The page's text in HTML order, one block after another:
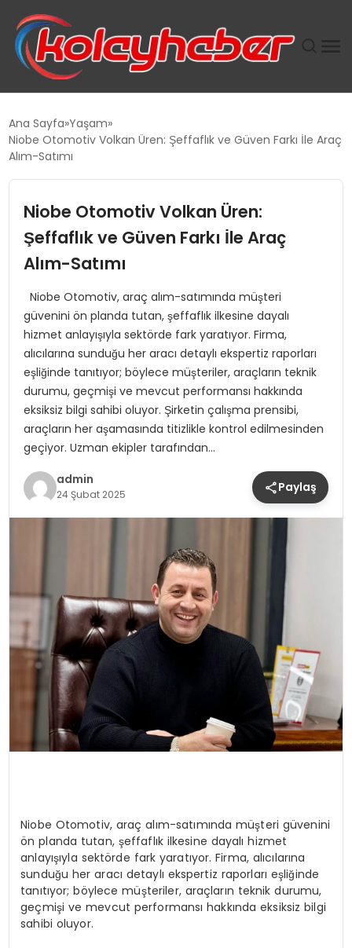
SUWEN’IN İSTIHDAM MODELI EKONOMIDE KADIN
TANYER YAPI ZEMIN MÜHENDISLIĞINDE HEDEF
BÜYÜTTÜ
TOROSLAR’DA PAZAR GERGİNLİĞİ!
Ana Sayfa Yaşam
Niobe Otomotiv Volkan Üren: Şeffaflık ve Güven Farkı İle Araç
Alım-Satımı
Niobe Otomotiv Volkan Üren:
Şeffaflık ve Güven Farkı İle Araç
Alım-Satımı
Niobe Otomotiv, araç alım-satımında müşteri
güvenini ön planda tutan, şeffaflık ilkesine dayalı
hizmet anlayışıyla sektörde fark yaratıyor. Firma,
alıcılarına sunduğu her aracı detaylı ekspertiz raporları
eşliğinde tanıtıyor; böylece müşteriler, araçların teknik
durumu, geçmişi ve mevcut performansı hakkında
eksiksiz bilgi sahibi oluyor. Şirketin çalışma prensibi,
araçların her aşamasında titizlikle kontrol edilmesinden
geçiyor. Uzman ekipler tarafından…
admin
24 Şubat 2025 Paylaş
Niobe Otomotiv, araç alım-satımında müşteri güvenini
ön planda tutan, şeffaflık ilkesine dayalı hizmet
anlayışıyla sektörde fark yaratıyor. Firma, alıcılarına
sunduğu her aracı detaylı ekspertiz raporları eşliğinde
tanıtıyor; böylece müşteriler, araçların teknik durumu,
geçmişi ve mevcut performansı hakkında eksiksiz bilgi
sahibi oluyor.